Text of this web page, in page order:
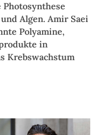
Algen. Amir Saei
Polyamine,
in
Krebswachstum